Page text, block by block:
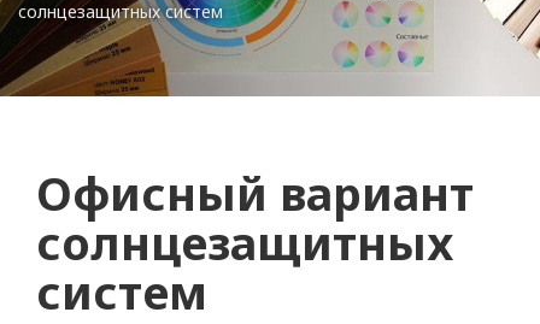
солнцезащитных систем
Офисный вариант
солнцезащитных
систем